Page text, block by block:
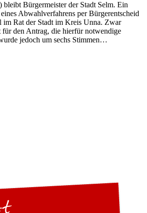
Bürgermeister der Stadt Selm. Ein
Abwahlverfahrens per Bürgerentscheid
im Rat der Stadt im Kreis Unna. Zwar
für den Antrag, die hierfür notwendige
jedoch um sechs Stimmen…